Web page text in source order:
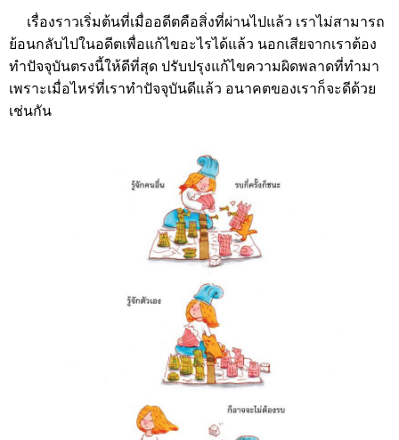
เรื่องราวเริ่มต้นที่เมื่ออดีตคือสิ่งที่ผ่านไปแล้ว เราไม่สามารถ
ย้อนกลับไปในอดีตเพื่อแก้ไขอะไรได้แล้ว นอกเสียจากเราต้อง
ทำปัจจุบันตรงนี้ให้ดีที่สุด ปรับปรุงแก้ไขความผิดพลาดที่ทำมา
เพราะเมื่อไหร่ที่เราทำปัจจุบันดีแล้ว อนาคตของเราก็จะดีด้วย
เช่นกัน